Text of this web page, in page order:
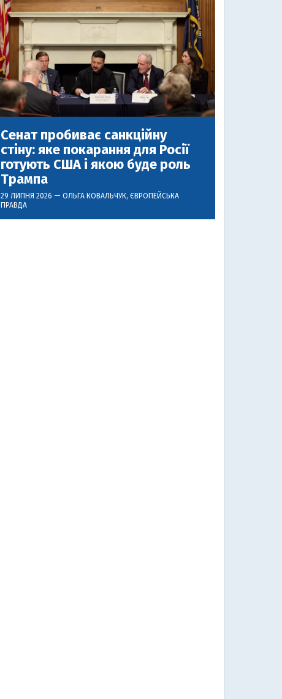
Сенат пробиває санкційну
стіну: яке покарання для Росії
готують США і якою буде роль
Трампа
29 ЛИПНЯ 2026 — ОЛЬГА КОВАЛЬЧУК, ЄВРОПЕЙСЬКА
ПРАВДА